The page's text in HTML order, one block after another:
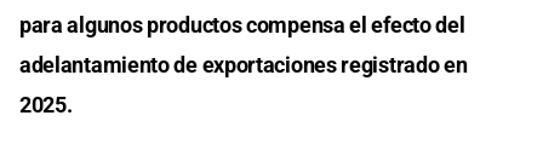
para algunos productos compensa el efecto del
adelantamiento de exportaciones registrado en
2025.